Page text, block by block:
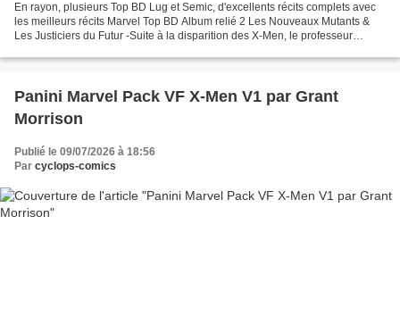
En rayon, plusieurs Top BD Lug et Semic, d'excellents récits complets avec
les meilleurs récits Marvel Top BD Album relié 2 Les Nouveaux Mutants &
Les Justiciers du Futur -Suite à la disparition des X-Men, le professeur
Panini Marvel Pack VF X-Men V1 par Grant
Morrison
Publié le 09/07/2026 à 18:56
Par cyclops-comics